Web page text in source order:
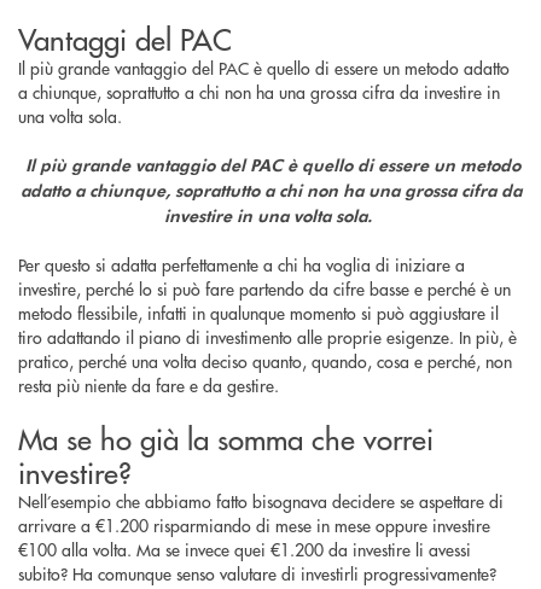
Vantaggi del PAC
Il più grande vantaggio del PAC è quello di essere un metodo adatto
a chiunque, soprattutto a chi non ha una grossa cifra da investire in
una volta sola.
Il più grande vantaggio del PAC è quello di essere un metodo
adatto a chiunque, soprattutto a chi non ha una grossa cifra da
investire in una volta sola.
Per questo si adatta perfettamente a chi ha voglia di iniziare a
investire, perché lo si può fare partendo da cifre basse e perché è un
metodo flessibile, infatti in qualunque momento si può aggiustare il
tiro adattando il piano di investimento alle proprie esigenze. In più, è
pratico, perché una volta deciso quanto, quando, cosa e perché, non
resta più niente da fare e da gestire.
Ma se ho già la somma che vorrei
investire?
Nell’esempio che abbiamo fatto bisognava decidere se aspettare di
arrivare a €1.200 risparmiando di mese in mese oppure investire
€100 alla volta. Ma se invece quei €1.200 da investire li avessi
subito? Ha comunque senso valutare di investirli progressivamente?